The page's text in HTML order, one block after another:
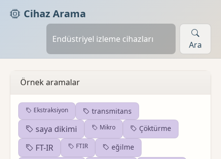
Cihaz Arama
Ara
Örnek aramalar
Ekstraksiyon transmitans
saya dikimi Mikro Çöktürme
FT-IR FTIR eğilme